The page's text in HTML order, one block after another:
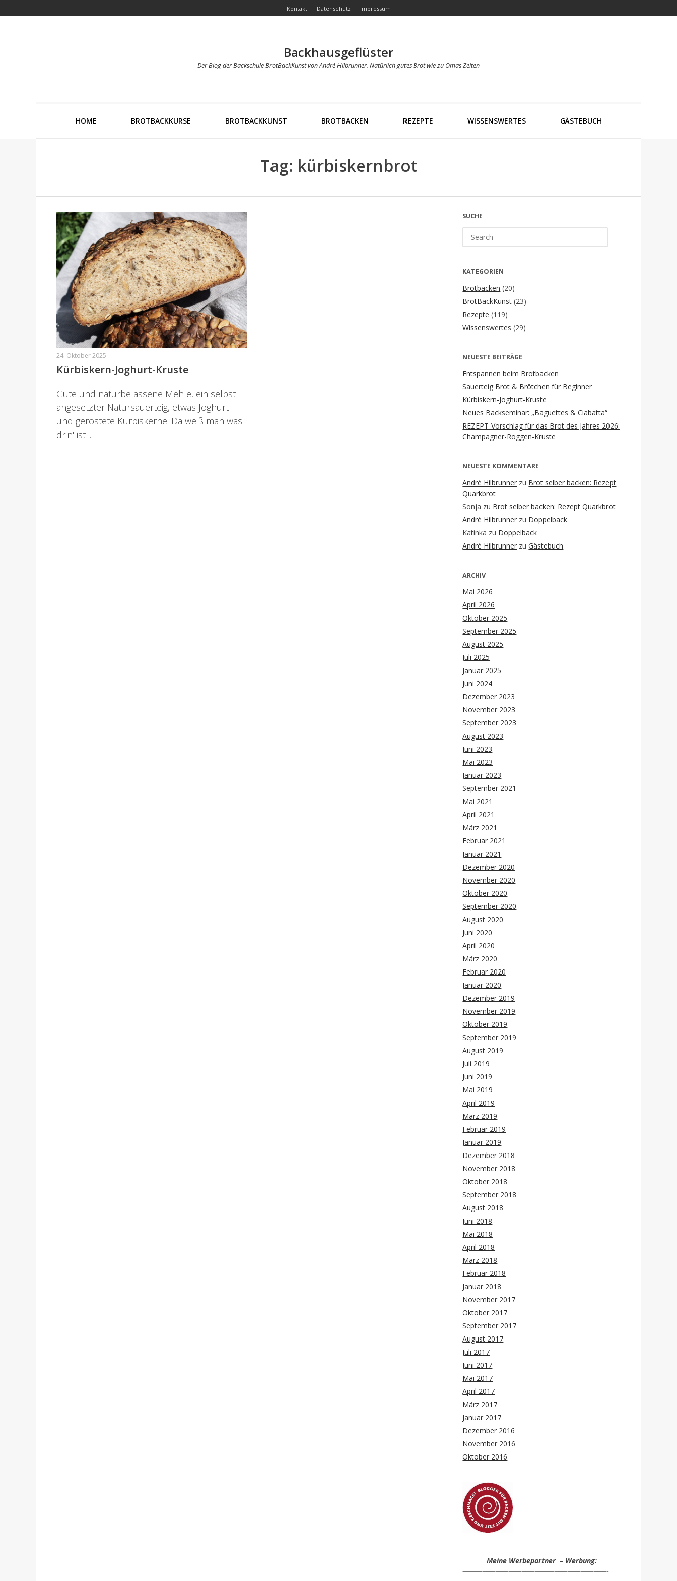
Kontakt Datenschutz Impressum
Backhausgeflüster
Der Blog der Backschule BrotBackKunst von André Hilbrunner. Natürlich gutes Brot wie zu Omas Zeiten
HOME BROTBACKKURSE BROTBACKKUNST BROTBACKEN REZEPTE WISSENSWERTES GÄSTEBUCH
Tag: kürbiskernbrot
24. Oktober 2025
Kürbiskern-Joghurt-Kruste
Gute und naturbelassene Mehle, ein selbst
angesetzter Natursauerteig, etwas Joghurt
und geröstete Kürbiskerne. Da weiß man was
drin' ist ...
SUCHE
for:
KATEGORIEN
Brotbacken (20)
BrotBackKunst (23)
Rezepte (119)
Wissenswertes (29)
NEUESTE BEITRÄGE
Entspannen beim Brotbacken
Sauerteig Brot & Brötchen für Beginner
Kürbiskern-Joghurt-Kruste
Neues Backseminar: „Baguettes & Ciabatta“
REZEPT-Vorschlag für das Brot des Jahres 2026:
Champagner-Roggen-Kruste
NEUESTE KOMMENTARE
André Hilbrunner zu Brot selber backen: Rezept
Quarkbrot
Sonja zu Brot selber backen: Rezept Quarkbrot
André Hilbrunner zu Doppelback
Katinka zu Doppelback
André Hilbrunner zuGästebuch
ARCHIV
Mai 2026
April 2026
Oktober 2025
September 2025
August 2025
Juli 2025
Januar 2025
Juni 2024
Dezember 2023
November 2023
September 2023
August 2023
Juni 2023
Mai 2023
Januar 2023
September 2021
Mai 2021
April 2021
März 2021
Februar 2021
Januar 2021
Dezember 2020
November 2020
Oktober 2020
September 2020
August 2020
Juni 2020
April 2020
März 2020
Februar 2020
Januar 2020
Dezember 2019
November 2019
Oktober 2019
September 2019
August 2019
Juli 2019
Juni 2019
Mai 2019
April 2019
März 2019
Februar 2019
Januar 2019
Dezember 2018
November 2018
Oktober 2018
September 2018
August 2018
Juni 2018
Mai 2018
April 2018
März 2018
Februar 2018
Januar 2018
November 2017
Oktober 2017
September 2017
August 2017
Juli 2017
Juni 2017
Mai 2017
April 2017
März 2017
Januar 2017
Dezember 2016
November 2016
Oktober 2016
Meine Werbepartner – Werbung:
——————————————————————-